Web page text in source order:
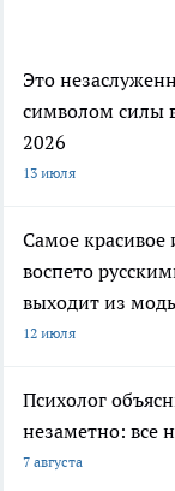
Это
символом силы
2026
13 июля
Самое красивое
воспето
выходит из
12 июля
Психолог
незаметно: все
7 августа